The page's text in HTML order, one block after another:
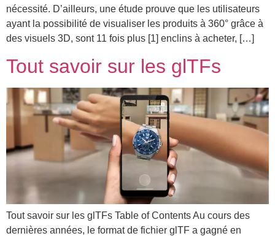
nécessité. D’ailleurs, une étude prouve que les utilisateurs
ayant la possibilité de visualiser les produits à 360° grâce à
des visuels 3D, sont 11 fois plus [1] enclins à acheter, […]
Tout savoir sur les glTFs
Tout savoir sur les glTFs Table of Contents Au cours des
dernières années, le format de fichier glTF a gagné en